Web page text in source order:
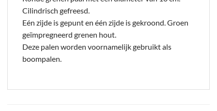
Cilindrisch gefreesd.
Eén zijde is gepunt en één zijde is gekroond. Groen
geïmpregneerd grenen hout.
Deze palen worden voornamelijk gebruikt als
boompalen.